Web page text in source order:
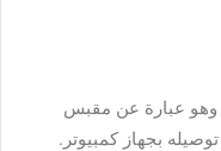
وهو عبارة عن مقبس
بجهاز كمبيوتر.